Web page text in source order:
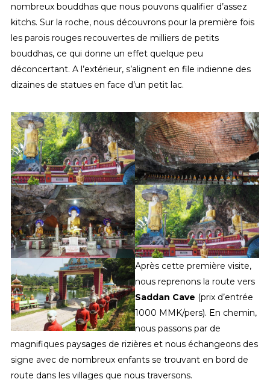
nombreux bouddhas que nous pouvons qualifier d’assez
kitchs. Sur la roche, nous découvrons pour la première fois
les parois rouges recouvertes de milliers de petits
bouddhas, ce qui donne un effet quelque peu
déconcertant. A l’extérieur, s’alignent en file indienne des
dizaines de statues en face d’un petit lac.
Après cette première visite,
nous reprenons la route vers
Saddan Cave (prix d’entrée
1000 MMK/pers). En chemin,
nous passons par de
magnifiques paysages de rizières et nous échangeons des
signe avec de nombreux enfants se trouvant en bord de
route dans les villages que nous traversons.